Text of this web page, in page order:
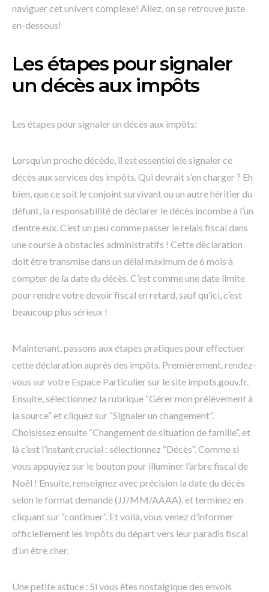
naviguer cet univers complexe! Allez, on se retrouve juste
en-dessous!
Les étapes pour signaler
un décès aux impôts
Les étapes pour signaler un décès aux impôts:
Lorsqu’un proche décède, il est essentiel de signaler ce
décès aux services des impôts. Qui devrait s’en charger ? Eh
bien, que ce soit le conjoint survivant ou un autre héritier du
défunt, la responsabilité de déclarer le décès incombe à l’un
d’entre eux. C’est un peu comme passer le relais fiscal dans
une course à obstacles administratifs ! Cette déclaration
doit être transmise dans un délai maximum de 6 mois à
compter de la date du décès. C’est comme une date limite
pour rendre votre devoir fiscal en retard, sauf qu’ici, c’est
beaucoup plus sérieux !
Maintenant, passons aux étapes pratiques pour effectuer
cette déclaration auprès des impôts. Premièrement, rendez-
vous sur votre Espace Particulier sur le site impots.gouv.fr.
Ensuite, sélectionnez la rubrique “Gérer mon prélèvement à
la source” et cliquez sur “Signaler un changement”.
Choisissez ensuite “Changement de situation de famille”, et
là c’est l’instant crucial : sélectionnez “Décès”. Comme si
vous appuyiez sur le bouton pour illuminer l’arbre fiscal de
Noël ! Ensuite, renseignez avec précision la date du décès
selon le format demandé (JJ/MM/AAAA), et terminez en
cliquant sur “continuer”. Et voilà, vous venez d’informer
officiellement les impôts du départ vers leur paradis fiscal
d’un être cher.
Une petite astuce : Si vous êtes nostalgique des envois